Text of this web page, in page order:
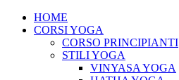
HOME
CORSI YOGA
CORSO PRINCIPIANTI
STILI YOGA
VINYASA YOGA